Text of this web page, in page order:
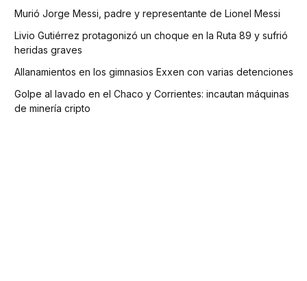
Murió Jorge Messi, padre y representante de Lionel Messi
Livio Gutiérrez protagonizó un choque en la Ruta 89 y sufrió
heridas graves
Allanamientos en los gimnasios Exxen con varias detenciones
Golpe al lavado en el Chaco y Corrientes: incautan máquinas
de minería cripto